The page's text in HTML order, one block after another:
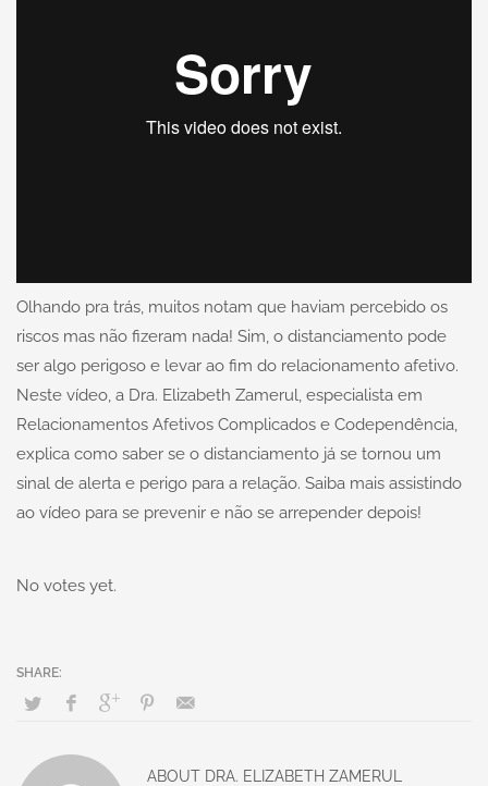
Olhando pra trás, muitos notam que haviam percebido os
riscos mas não fizeram nada! Sim, o distanciamento pode
ser algo perigoso e levar ao fim do relacionamento afetivo.
Neste vídeo, a Dra. Elizabeth Zamerul, especialista em
Relacionamentos Afetivos Complicados e Codependência,
explica como saber se o distanciamento já se tornou um
sinal de alerta e perigo para a relação. Saiba mais assistindo
ao vídeo para se prevenir e não se arrepender depois!
No votes yet.
ABOUT DRA. ELIZABETH ZAMERUL